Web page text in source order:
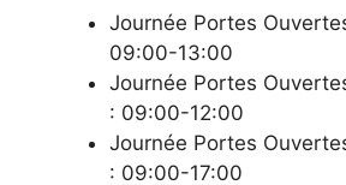
Journée Portes
09:00-13:00
Journée Portes
: 09:00-12:00
Journée Portes
: 09:00-17:00